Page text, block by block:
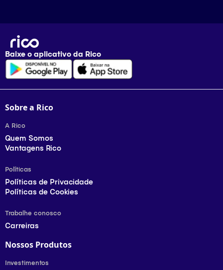
Baixe o aplicativo da Rico
Sobre a Rico
A Rico
Quem Somos
Vantagens Rico
Políticas
Políticas de Privacidade
Políticas de Cookies
Trabalhe conosco
Carreiras
Nossos Produtos
Investimentos